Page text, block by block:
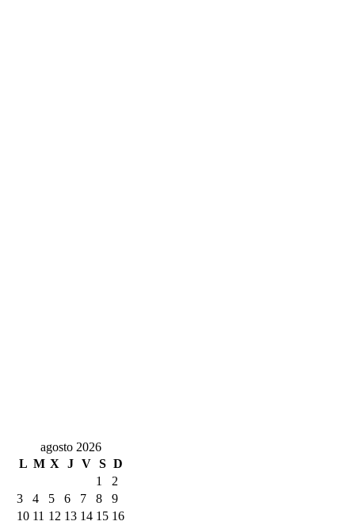
agosto 2026
L M X J V S D
1
2
3
4 5 6 7 8
9
10 11 12 13 14 15 16